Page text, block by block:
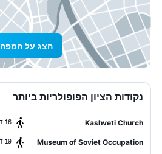
הצג על המפה
נקודות הציון הפופולריות ביותר
Kashveti Church 16 דקות הליכה
Museum of Soviet Occupation 19 דקות הליכה